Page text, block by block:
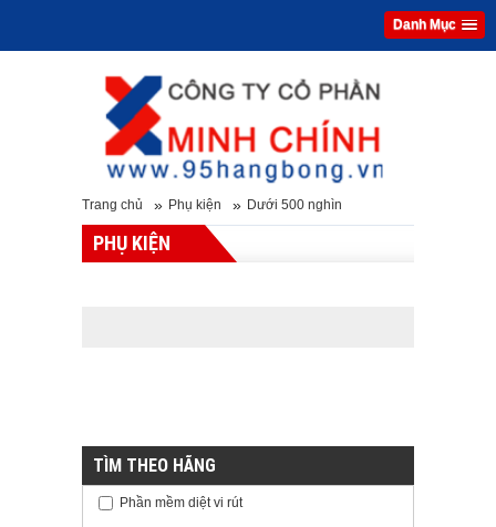
Danh Mục
Trang chủ » Phụ kiện » Dưới 500 nghìn
PHỤ KIỆN
TÌM THEO HÃNG
Phần mềm diệt vi rút